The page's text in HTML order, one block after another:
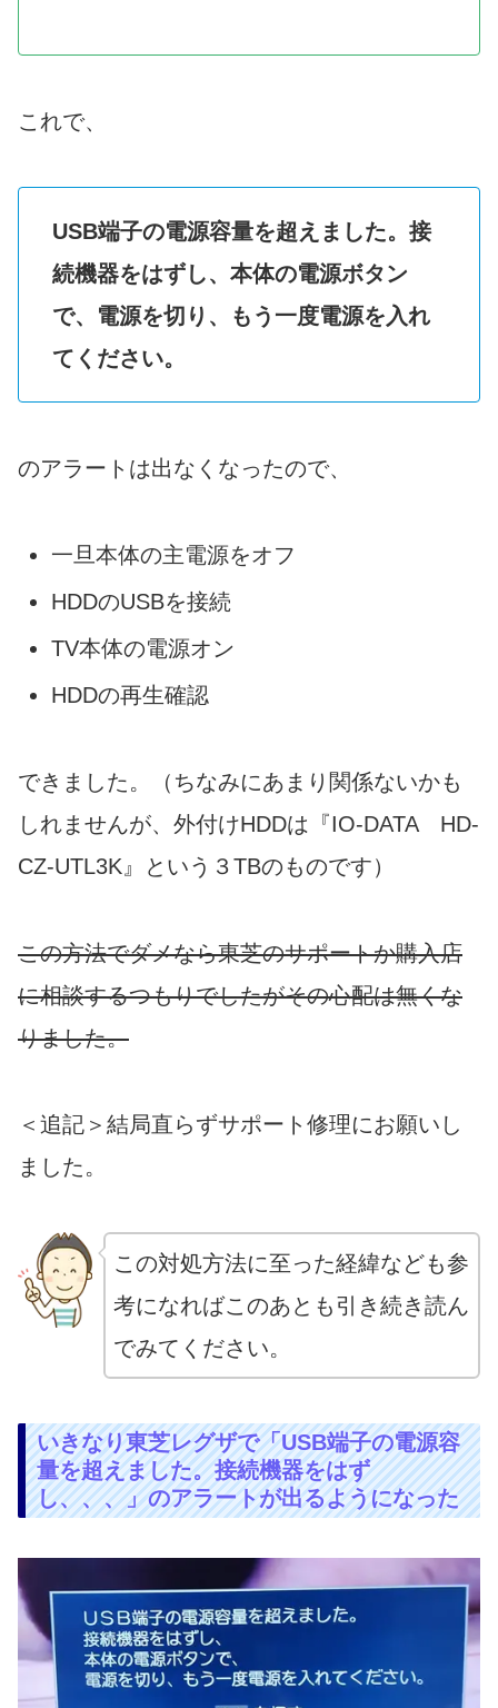
これで、
USB端子の電源容量を超えました。接
続機器をはずし、本体の電源ボタン
で、電源を切り、もう一度電源を入れ
てください。
のアラートは出なくなったので、
一旦本体の主電源をオフ
HDDのUSBを接続
TV本体の電源オン
HDDの再生確認
できました。（ちなみにあまり関係ないかも
しれませんが、外付けHDDは『IO-DATA HD-
CZ-UTL3K』という３TBのものです）
この方法でダメなら東芝のサポートか購入店
に相談するつもりでしたがその心配は無くな
りました。
＜追記＞結局直らずサポート修理にお願いし
ました。
この対処方法に至った経緯なども参
考になればこのあとも引き続き読ん
でみてください。
いきなり東芝レグザで「USB端子の電源容
量を超えました。接続機器をはず
し、、、」のアラートが出るようになった